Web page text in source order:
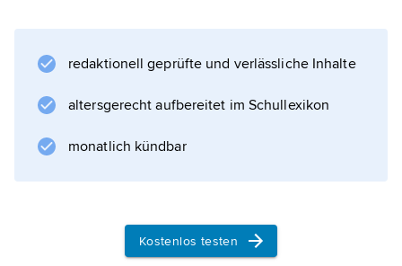
(strategische Spiele).
Entscheidungsverhaltens in strategischen
Gesellschaftsspielen, wurde die Spieltheorie
von
O. Morgenstern
zwischen 1930 und 1940 für die Analyse von
redaktionell geprüfte und verlässliche Inhalte
altersgerecht aufbereitet im Schullexikon
monatlich kündbar
Kostenlos testen